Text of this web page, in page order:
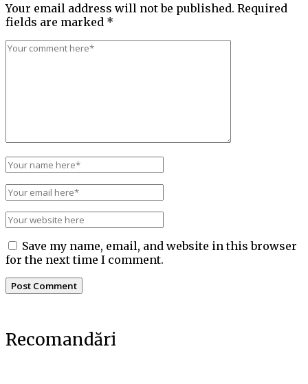
Your email address will not be published. Required
fields are marked *
Save my name, email, and website in this browser
for the next time I comment.
Recomandări